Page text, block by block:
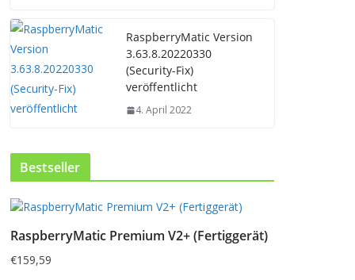
RaspberryMatic Version
3.63.8.20220330
(Security-Fix)
veröffentlicht
4. April 2022
Bestseller
RaspberryMatic Premium V2+ (Fertiggerät)
€159,59